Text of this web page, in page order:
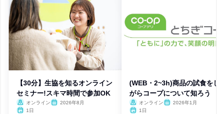
【30分】生協を知るオンライン
セミナー!スキマ時間で参加OK
オンライン
2026年8月
1日
(WEB・2~3h)商品の試食を
がらコープについて知ろう
オンライン
2026年1月
1日